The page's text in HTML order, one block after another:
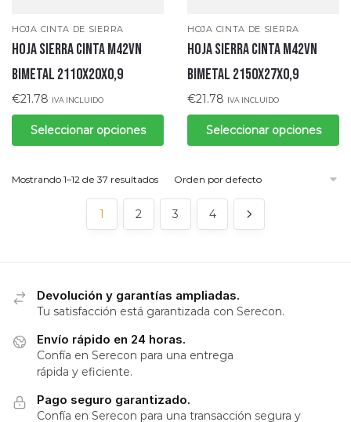
HOJA CINTA DE SIERRA
Hoja sierra cinta M42VN
bimetal 2110x20x0,9
€21.78 IVA INCLUIDO
Seleccionar opciones
HOJA CINTA DE SIERRA
Hoja sierra cinta M42VN
bimetal 2150x27x0,9
€21.78 IVA INCLUIDO
Seleccionar opciones
Mostrando 1–12 de 37 resultados
1 2 3 4
Devolución y garantías ampliadas.
Tu satisfacción está garantizada con Serecon.
Envío rápido en 24 horas.
Confía en Serecon para una entrega
rápida y eficiente.
Pago seguro garantizado.
Confía en Serecon para una transacción segura y